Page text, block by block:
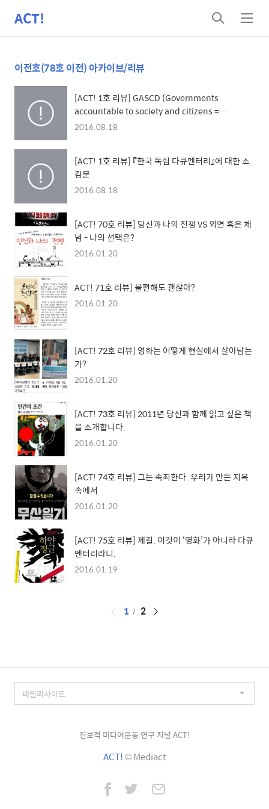
ACT!
검
색
메
뉴
이전호(78호 이전) 아카이브/리뷰
[ACT! 1호 리뷰] GASCD (Governments
accountable to society and citizens =
Democracy)
2016.08.18
[ACT! 1호 리뷰] 『한국 독립 다큐멘터리』에 대한 소
감문
2016.08.18
[ACT! 70호 리뷰] 당신과 나의 전쟁 VS 외면 혹은 체
념 - 나의 선택은?
2016.01.20
ACT! 71호 리뷰] 불편해도 괜찮아?
2016.01.20
[ACT! 72호 리뷰] 영화는 어떻게 현실에서 살아남는
가?
2016.01.20
[ACT! 73호 리뷰] 2011년 당신과 함께 읽고 싶은 책
을 소개합니다.
2016.01.20
[ACT! 74호 리뷰] 그는 속죄한다. 우리가 만든 지옥
속에서
2016.01.20
[ACT! 75호 리뷰] 제길. 이것이 ‘영화’가 아니라 다큐
멘터리라니.
2016.01.19
페
1 2
진보적 미디어운동 연구 저널 ACT!
ACT!© Mediact